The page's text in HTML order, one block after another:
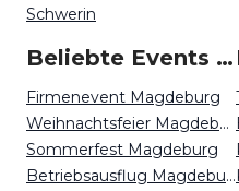
Schwerin
Beliebte Events in Magdeburg
Firmenevent Magdeburg
Weihnachtsfeier Magdeburg
Sommerfest Magdeburg
Betriebsausflug Magdeburg